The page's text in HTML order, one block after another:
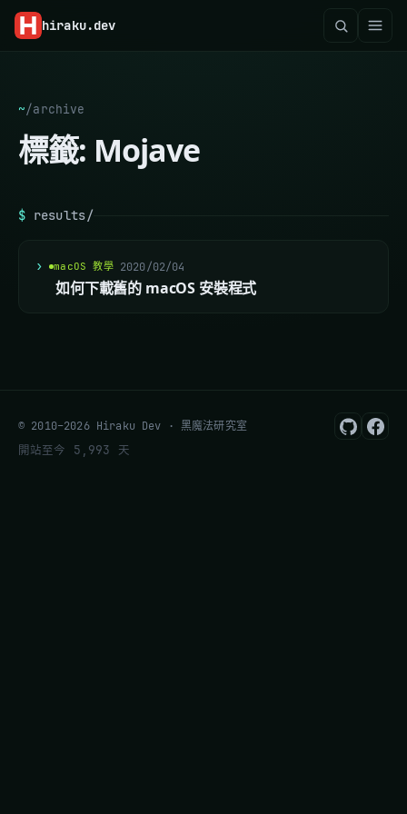
hiraku.dev
~/archive
標籤: Mojave
$ results/
2020/02/04
macOS 教學
如何下載舊的 macOS 安裝程式
© 2010–2026 Hiraku Dev · 黑魔法研究室
開站至今 5,993 天